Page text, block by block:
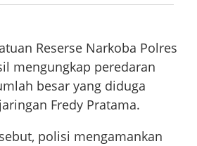
Reserse Narkoba Polres
mengungkap peredaran
besar yang diduga
Fredy Pratama.
polisi mengamankan